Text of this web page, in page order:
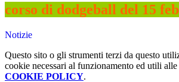
corso di dodgeball del 15
Notizie
Questo sito o gli strumenti terzi da questo
cookie necessari al funzionamento ed utili
COOKIE POLICY.